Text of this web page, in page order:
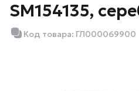
SM154135,
Код товара: ГЛ000069900